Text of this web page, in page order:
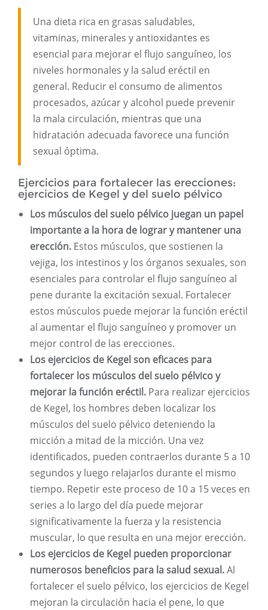
Una dieta rica en grasas saludables,
vitaminas, minerales y antioxidantes es
esencial para mejorar el flujo sanguíneo, los
niveles hormonales y la salud eréctil en
general. Reducir el consumo de alimentos
procesados, azúcar y alcohol puede prevenir
la mala circulación, mientras que una
hidratación adecuada favorece una función
sexual óptima.
Ejercicios para fortalecer las erecciones:
ejercicios de Kegel y del suelo pélvico
Los músculos del suelo pélvico juegan un papel
importante a la hora de lograr y mantener una
erección. Estos músculos, que sostienen la
vejiga, los intestinos y los órganos sexuales, son
esenciales para controlar el flujo sanguíneo al
pene durante la excitación sexual. Fortalecer
estos músculos puede mejorar la función eréctil
al aumentar el flujo sanguíneo y promover un
mejor control de las erecciones.
Los ejercicios de Kegel son eficaces para
fortalecer los músculos del suelo pélvico y
mejorar la función eréctil. Para realizar ejercicios
de Kegel, los hombres deben localizar los
músculos del suelo pélvico deteniendo la
micción a mitad de la micción. Una vez
identificados, pueden contraerlos durante 5 a 10
segundos y luego relajarlos durante el mismo
tiempo. Repetir este proceso de 10 a 15 veces en
series a lo largo del día puede mejorar
significativamente la fuerza y ​​la resistencia
muscular, lo que resulta en una mejor erección.
Los ejercicios de Kegel pueden proporcionar
numerosos beneficios para la salud sexual.Al
fortalecer el suelo pélvico, los ejercicios de Kegel
mejoran la circulación hacia el pene, lo que